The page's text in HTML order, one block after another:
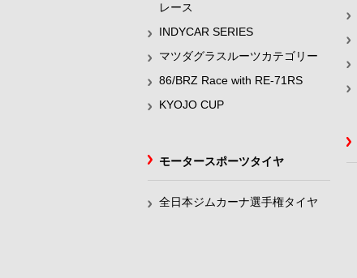
レース
INDYCAR SERIES
マツダグラスルーツカテゴリー
86/BRZ Race with RE-71RS
KYOJO CUP
モータースポーツタイヤ
全日本ジムカーナ選手権タイヤ